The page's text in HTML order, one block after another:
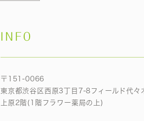
INFO
〒151-0066
東京都渋谷区西原3丁目7-8フィールド代々
上原2階(1階フラワー薬局の上)